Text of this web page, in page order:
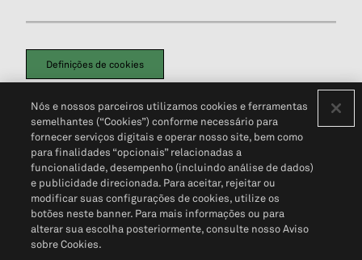
Definições de cookies
Política de PrivacidadePortal de privacidade do cliente (em inglês)
Não Venda Minhas Informações Pessoais© 2026 S&P Global
Nós e nossos parceiros utilizamos cookies e ferramentas
semelhantes (“Cookies”) conforme necessário para
fornecer serviços digitais e operar nosso site, bem como
para finalidades “opcionais” relacionadas a
funcionalidade, desempenho (incluindo análise de dados)
e publicidade direcionada. Para aceitar, rejeitar ou
modificar suas configurações de cookies, utilize os
botões neste banner. Para mais informações ou para
alterar sua escolha posteriormente, consulte nosso Aviso
sobre Cookies.